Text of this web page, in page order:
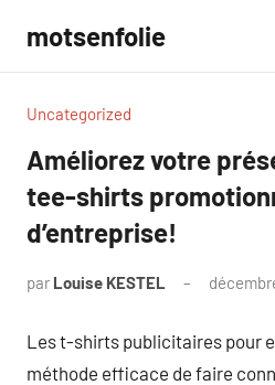
contenu
motsenfolie
Uncategorized
Améliorez votre
tee-shirts
d’entreprise!
par Louise KESTEL
Les t-shirts publicitaires pour
méthode efficace de faire